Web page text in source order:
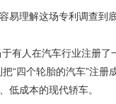
易理解这场专利调查到
有人在汽车行业注册了
“四个轮胎的汽车”注册
低成本的现代轿车。